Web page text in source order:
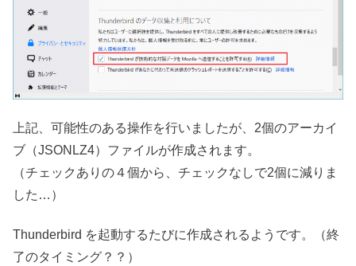
上記、可能性のある操作を行いましたが、2個のアーカイ
ブ（JSONLZ4）ファイルが作成されます。
（チェックありの４個から、チェックなしで2個に減りま
した…）
Thunderbird を起動するたびに作成されるようです。（終
了のタイミング？？）